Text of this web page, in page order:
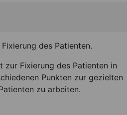
des Patienten.
Fixierung des Patienten in
Punkten zur gezielten
zu arbeiten.